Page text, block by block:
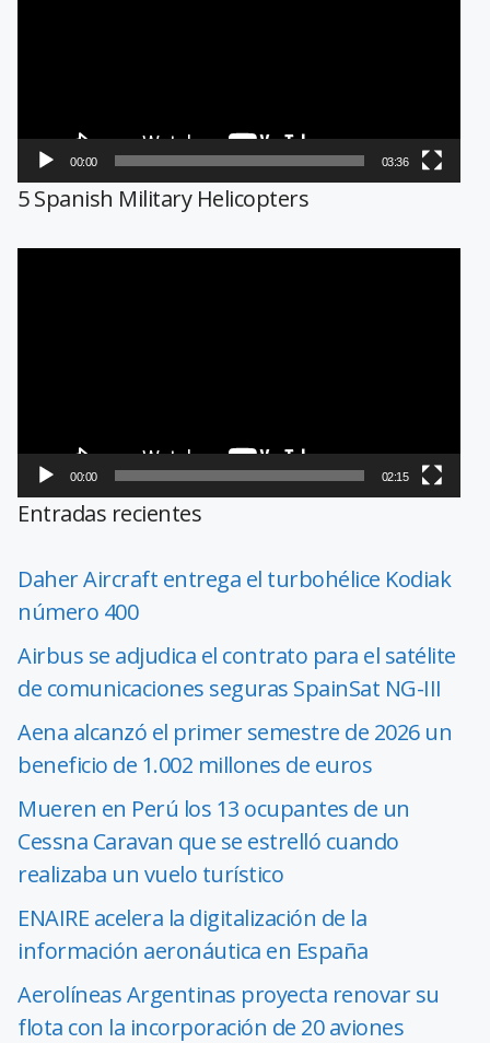
00:00 03:36
5 Spanish Military Helicopters
00:00 02:15
Entradas recientes
Daher Aircraft entrega el turbohélice Kodiak
número 400
Airbus se adjudica el contrato para el satélite
de comunicaciones seguras SpainSat NG-III
Aena alcanzó el primer semestre de 2026 un
beneficio de 1.002 millones de euros
Mueren en Perú los 13 ocupantes de un
Cessna Caravan que se estrelló cuando
realizaba un vuelo turístico
ENAIRE acelera la digitalización de la
información aeronáutica en España
Aerolíneas Argentinas proyecta renovar su
flota con la incorporación de 20 aviones